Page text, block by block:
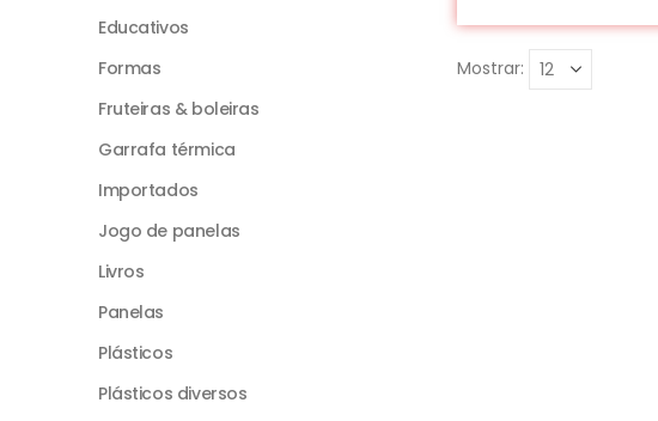
Mostrar:
Educativos
Formas
Fruteiras & boleiras
Garrafa térmica
Importados
Jogo de panelas
Livros
Panelas
Plásticos
Plásticos diversos